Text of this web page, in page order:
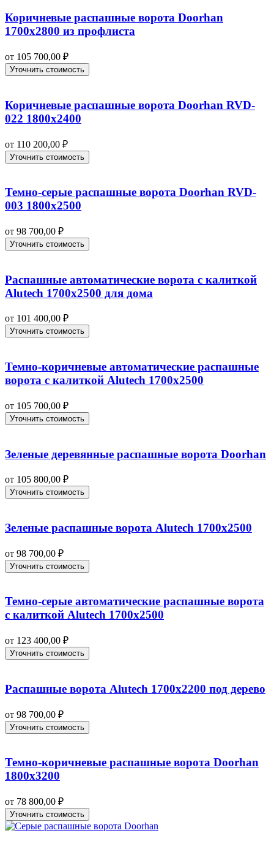
Коричневые распашные ворота Doorhan
1700х2800 из профлиста
от 105 700,00 ₽
Уточнить стоимость
Коричневые распашные ворота Doorhan RVD-
022 1800х2400
от 110 200,00 ₽
Уточнить стоимость
Темно-серые распашные ворота Doorhan RVD-
003 1800х2500
от 98 700,00 ₽
Уточнить стоимость
Распашные автоматические ворота с калиткой
Alutech 1700х2500 для дома
от 101 400,00 ₽
Уточнить стоимость
Темно-коричневые автоматические распашные
ворота с калиткой Alutech 1700х2500
от 105 700,00 ₽
Уточнить стоимость
Зеленые деревянные распашные ворота Doorhan
от 105 800,00 ₽
Уточнить стоимость
Зеленые распашные ворота Alutech 1700х2500
от 98 700,00 ₽
Уточнить стоимость
Темно-серые автоматические распашные ворота
с калиткой Alutech 1700х2500
от 123 400,00 ₽
Уточнить стоимость
Распашные ворота Alutech 1700х2200 под дерево
от 98 700,00 ₽
Уточнить стоимость
Темно-коричневые распашные ворота Doorhan
1800х3200
от 78 800,00 ₽
Уточнить стоимость